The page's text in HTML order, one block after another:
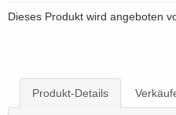
Dieses Produkt wird angeboten
Produkt-Details